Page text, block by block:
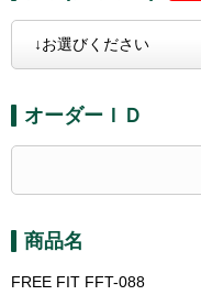
オーダーＩＤ
商品名
FREE FIT FFT-088